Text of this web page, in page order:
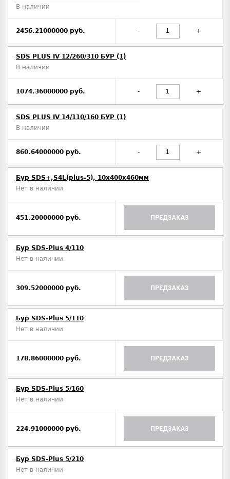
В наличии
2456.21000000 руб. - +
SDS PLUS IV 12/260/310 БУР (1)
В наличии
1074.36000000 руб. - +
SDS PLUS IV 14/110/160 БУР (1)
В наличии
860.64000000 руб. - +
Бур SDS+,S4L(plus-5), 10х400x460мм
Нет в наличии
451.20000000 руб. ПРЕДЗАКАЗ
Бур SDS-Plus 4/110
Нет в наличии
309.52000000 руб. ПРЕДЗАКАЗ
Бур SDS-Plus 5/110
Нет в наличии
178.86000000 руб. ПРЕДЗАКАЗ
Бур SDS-Plus 5/160
Нет в наличии
224.91000000 руб. ПРЕДЗАКАЗ
Бур SDS-Plus 5/210
Нет в наличии